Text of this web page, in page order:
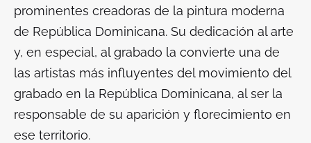
prominentes creadoras de la pintura moderna
de República Dominicana. Su dedicación al arte
y, en especial, al grabado la convierte una de
las artistas más influyentes del movimiento del
grabado en la República Dominicana, al ser la
responsable de su aparición y florecimiento en
ese territorio.